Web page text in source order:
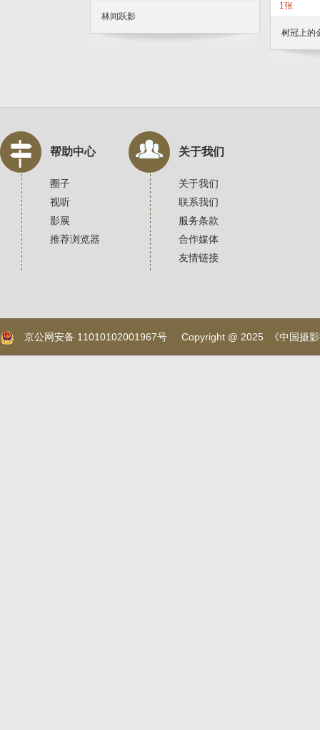
林间跃影
1张
树冠上的
帮助中心 关于我们
圈子
视听
影展
推荐浏览器
关于我们
联系我们
服务条款
合作媒体
友情链接
京公网安备 11010102001967号 Copyright @ 2025 《中国摄